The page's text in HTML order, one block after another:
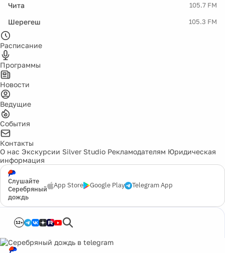
Чита 105.7 FM
Шерегеш 105.3 FM
Расписание
Программы
Новости
Ведущие
События
Контакты
О нас Экскурсии Silver Studio Рекламодателям Юридическая
информация
Слушайте
Серебряный
дождь
App Store Google Play Telegram App
12+